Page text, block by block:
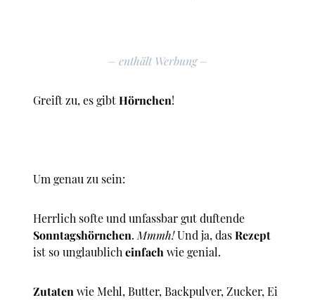
– enthält Werbung –
Greift zu, es gibtHörnchen!
Um genau zu sein:
Herrlich softe und unfassbar gut duftende
Sonntagshörnchen. Mmmh!Und ja, dasRezept
ist so unglaublicheinfach wie genial.
Zutaten wie Mehl, Butter, Backpulver, Zucker, Ei